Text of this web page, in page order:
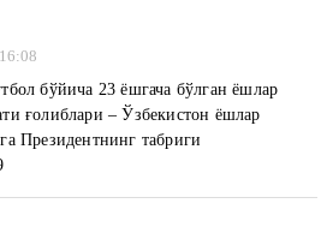
бўйича 23 ёшгача бўлган ёшлар
ғолиблари – Ўзбекистон ёшлар
Президентнинг табриги